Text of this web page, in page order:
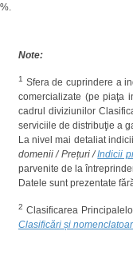
Note:
1 Sfera de cuprindere a
comercializate (pe piaţa
cadrul diviziunilor
serviciile de distribuţie a
La nivel mai detaliat
domenii / Prețuri /Indicii
parvenite de la
Datele sunt prezentate
2 Clasificarea
Clasificări și